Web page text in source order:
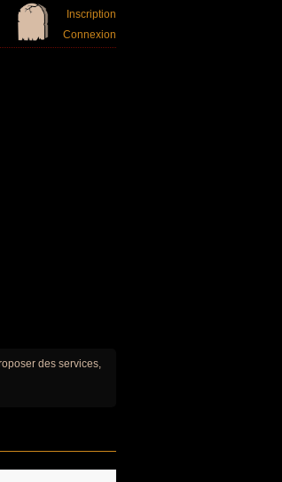
Inscription
Connexion
des services,